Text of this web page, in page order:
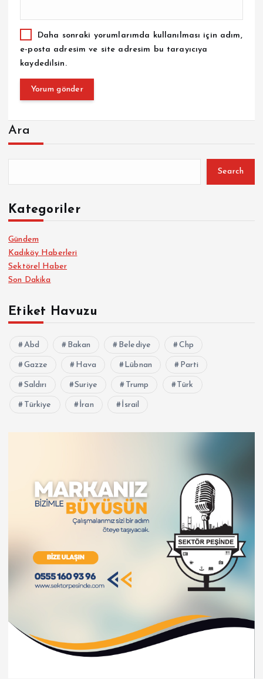
Daha sonraki yorumlarımda kullanılması için adım,
e-posta adresim ve site adresim bu tarayıcıya
kaydedilsin.
Ara
Search
Kategoriler
Gündem
Kadıköy Haberleri
Sektörel Haber
Son Dakika
Etiket Havuzu
Abd Bakan Belediye Chp
Gazze Hava Lübnan Parti
Saldırı Suriye Trump Türk
Türkiye İran İsrail